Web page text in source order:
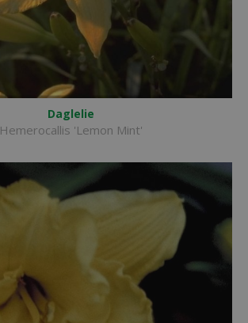
Daglelie
Hemerocallis 'Lemon Mint'